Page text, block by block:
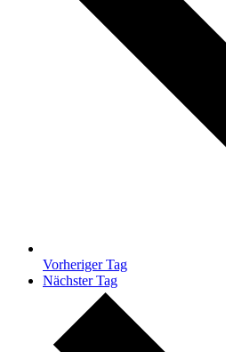
Vorheriger Tag
Nächster Tag